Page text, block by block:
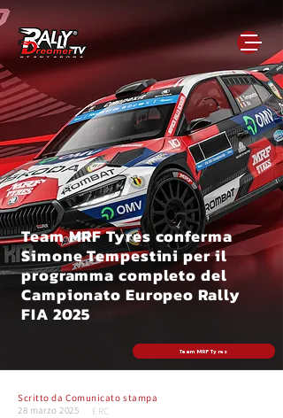
Team MRF Tyres conferma
Simone Tempestini per il
programma completo del
Campionato Europeo Rally
FIA 2025
Team MRF Tyres
Scritto daComunicato stampa
28 marzo 2025
ERC